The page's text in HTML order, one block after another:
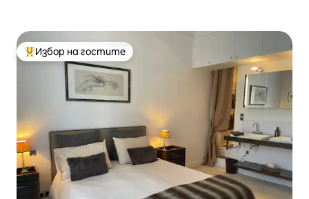
Най-популярен избор на гостите
Избор на гостите